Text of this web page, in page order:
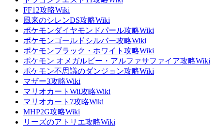
FF12攻略Wiki
風来のシレンDS攻略Wiki
ポケモンダイヤモンドパール攻略Wiki
ポケモンゴールドシルバー攻略Wiki
ポケモンブラック・ホワイト攻略Wiki
ポケモン オメガルビー・アルファサファイア攻略Wiki
ポケモン不思議のダンジョン攻略Wiki
マザー3攻略Wiki
マリオカートWii攻略Wiki
マリオカート7攻略Wiki
MHP2G攻略Wiki
リーズのアトリエ攻略Wiki